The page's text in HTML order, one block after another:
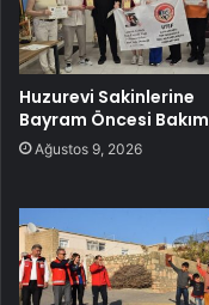
Huzurevi Sakinlerine
Bayram Öncesi Bakım
Ağustos 9, 2026